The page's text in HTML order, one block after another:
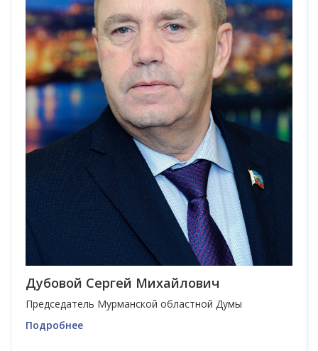
Дубовой Сергей Михайлович
Председатель Мурманской областной Думы
Подробнее